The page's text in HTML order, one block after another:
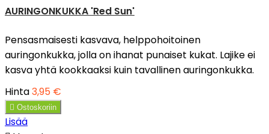
AURINGONKUKKA 'Red Sun'
Pensasmaisesti kasvava, helppohoitoinen
auringonkukka, jolla on ihanat punaiset kukat. Lajike ei
kasva yhtä kookkaaksi kuin tavallinen auringonkukka.
Hinta3,95 €
 Ostoskoriin
Lisää